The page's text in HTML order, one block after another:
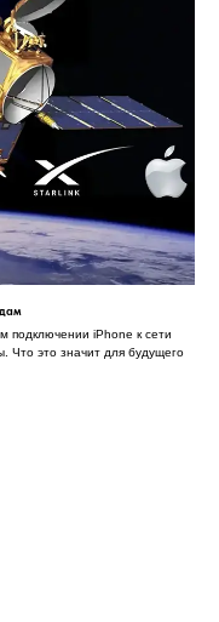
подключении iPhone к сети
Что это значит для будущего